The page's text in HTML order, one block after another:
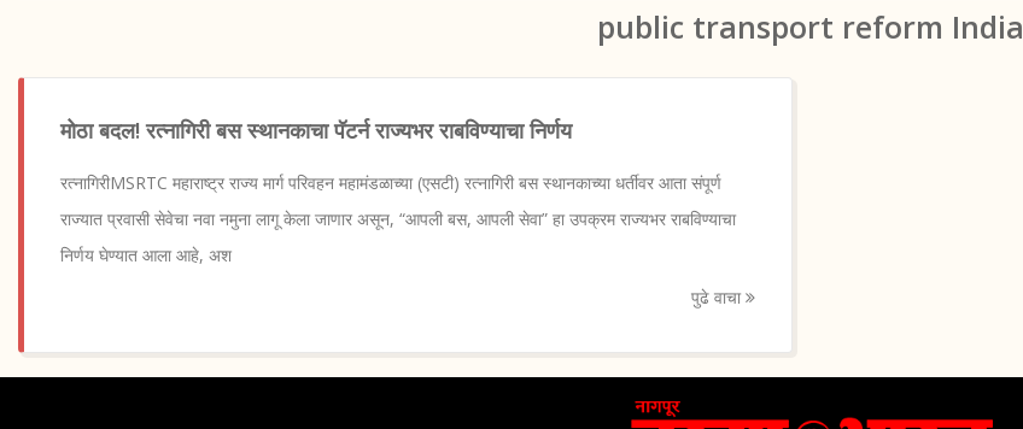
public transport reform India
मोठा बदल! रत्नागिरी बस स्थानकाचा पॅटर्न राज्यभर राबविण्याचा निर्णय
रत्नागिरीMSRTC महाराष्ट्र राज्य मार्ग परिवहन महामंडळाच्या (एसटी) रत्नागिरी बस स्थानकाच्या धर्तीवर आता संपूर्ण
राज्यात प्रवासी सेवेचा नवा नमुना लागू केला जाणार असून, “आपली बस, आपली सेवा” हा उपक्रम राज्यभर राबविण्याचा
निर्णय घेण्यात आला आहे, अश
पुढे वाचा